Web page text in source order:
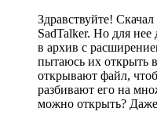
Здравствуйте!
SadTalker. Но для
в архив с
пытаюсь их открыть
открывают файл,
разбивают его на
можно открыть?